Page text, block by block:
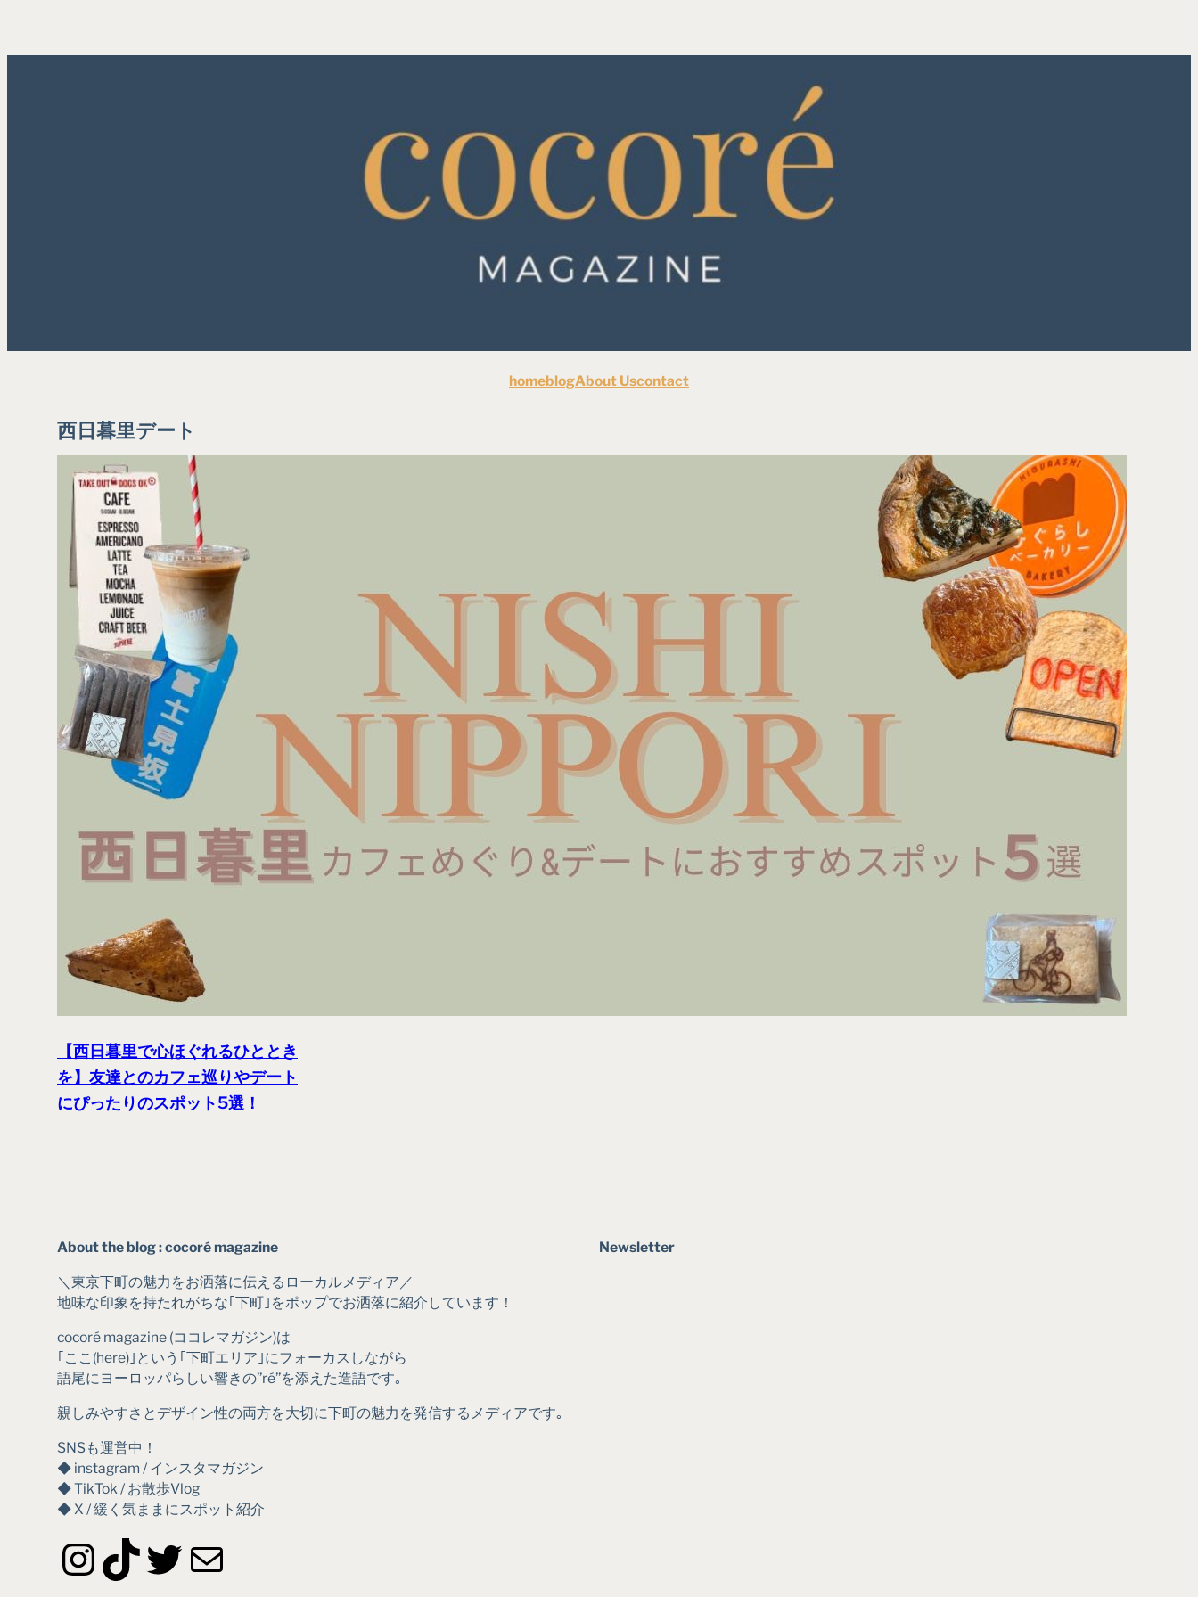
容
homeblogAbout Uscontact
西日暮里デート
【西日暮里で心ほぐれるひととき
を】友達とのカフェ巡りやデート
にぴったりのスポット5選！
About the blog : cocoré magazine
＼東京下町の魅力をお洒落に伝えるローカルメディア／
地味な印象を持たれがちな｢下町｣をポップでお洒落に紹介しています！
cocoré magazine (ココレマガジン)は
｢ここ(here)｣という｢下町エリア｣にフォーカスしながら
語尾にヨーロッパらしい響きの’’ré’’を添えた造語です｡
親しみやすさとデザイン性の両方を大切に下町の魅力を発信するメディアです｡
SNSも運営中！
◆ instagram / インスタマガジン
◆ TikTok / お散歩Vlog
◆ X / 緩く気ままにスポット紹介
InstagramTikTok Twitter メール
Newsletter